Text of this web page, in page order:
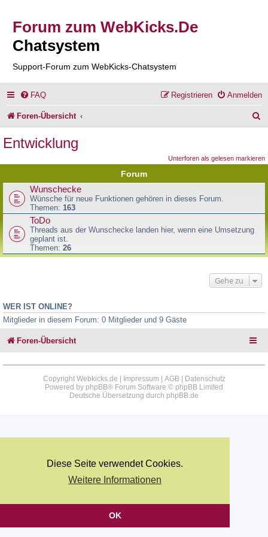
Diese Seite verwendet Cookies.
Weitere Informationen
OK
Forum zum WebKicks.De
Chatsystem
Support-Forum zum WebKicks-Chatsystem
FAQ Anmelden
Registrieren
Foren-Übersicht
e
Entwicklung
Unterforen als gelesen markieren
Forum
Wunschecke
Wünsche für neue Funktionen gehören in dieses Forum.
Themen: 163
ToDo
Threads aus der Wunschecke landen hier, wenn eine Umsetzung
geplant ist.
Themen: 26
Gehe zu
WER IST ONLINE?
Mitglieder in diesem Forum: 0 Mitglieder und 9 Gäste
Foren-Übersicht
Copyright Webkicks.de | Impressum AGB|
Datenschutz
Powered by phpBB® Forum Software © phpBB Limited
Deutsche Übersetzung durch phpBB.de